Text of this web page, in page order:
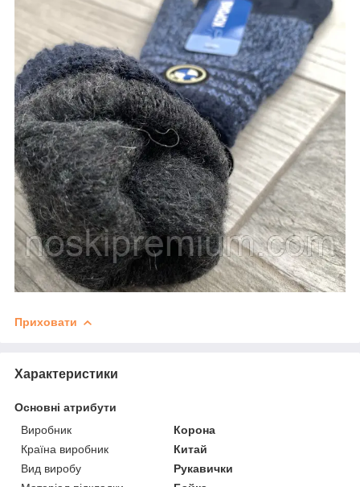
Приховати
Характеристики
Основні атрибути
Виробник
Корона
Країна виробник
Китай
Вид виробу
Рукавички